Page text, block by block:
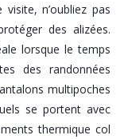
n’oubliez pas
des alizées.
lorsque le temps
des randonnées
multipoches
se portent avec
thermique col